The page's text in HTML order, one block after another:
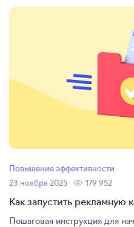
Повышение эффективности
23 ноября 2025
179 952
Как запустить
Пошаговая инструкция для